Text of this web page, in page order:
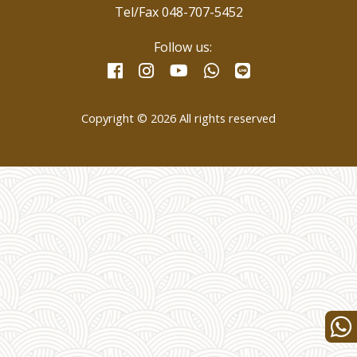
Tel/Fax 048-707-5452
Follow us:
facebookinstagramyoutubewhatsapp
Copyright © 2026 All rights reserved
us
for